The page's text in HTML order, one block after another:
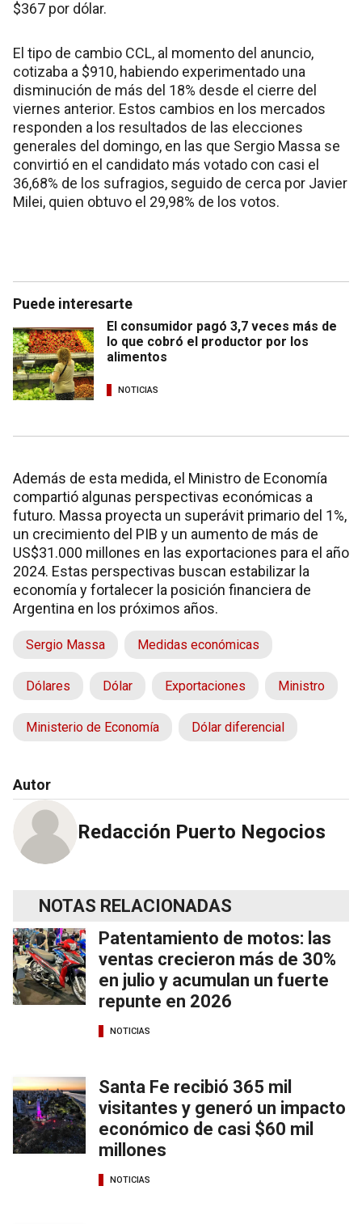
$367 por dólar.
El tipo de cambio CCL, al momento del anuncio,
cotizaba a $910, habiendo experimentado una
disminución de más del 18% desde el cierre del
viernes anterior. Estos cambios en los mercados
responden a los resultados de las elecciones
generales del domingo, en las que Sergio Massa se
convirtió en el candidato más votado con casi el
36,68% de los sufragios, seguido de cerca por Javier
Milei, quien obtuvo el 29,98% de los votos.
Puede interesarte
El consumidor pagó 3,7 veces más de
lo que cobró el productor por los
alimentos
NOTICIAS
Además de esta medida, el Ministro de Economía
compartió algunas perspectivas económicas a
futuro. Massa proyecta un superávit primario del 1%,
un crecimiento del PIB y un aumento de más de
US$31.000 millones en las exportaciones para el año
2024. Estas perspectivas buscan estabilizar la
economía y fortalecer la posición financiera de
Argentina en los próximos años.
Sergio Massa Medidas económicas
Dólares Dólar Exportaciones Ministro
Ministerio de Economía Dólar diferencial
Autor
Redacción Puerto Negocios
NOTAS RELACIONADAS
Patentamiento de motos: las
ventas crecieron más de 30%
en julio y acumulan un fuerte
repunte en 2026
NOTICIAS
Santa Fe recibió 365 mil
visitantes y generó un impacto
económico de casi $60 mil
millones
NOTICIAS